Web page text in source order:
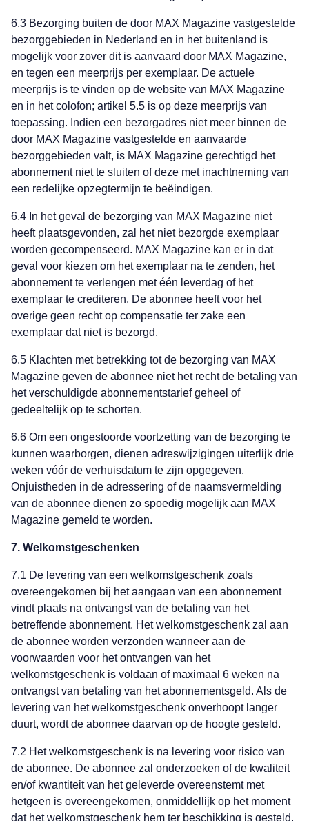
6.3 Bezorging buiten de door MAX Magazine vastgestelde
bezorggebieden in Nederland en in het buitenland is
mogelijk voor zover dit is aanvaard door MAX Magazine,
en tegen een meerprijs per exemplaar. De actuele
meerprijs is te vinden op de website van MAX Magazine
en in het colofon; artikel 5.5 is op deze meerprijs van
toepassing. Indien een bezorgadres niet meer binnen de
door MAX Magazine vastgestelde en aanvaarde
bezorggebieden valt, is MAX Magazine gerechtigd het
abonnement niet te sluiten of deze met inachtneming van
een redelijke opzegtermijn te beëindigen.
6.4 In het geval de bezorging van MAX Magazine niet
heeft plaatsgevonden, zal het niet bezorgde exemplaar
worden gecompenseerd. MAX Magazine kan er in dat
geval voor kiezen om het exemplaar na te zenden, het
abonnement te verlengen met één leverdag of het
exemplaar te crediteren. De abonnee heeft voor het
overige geen recht op compensatie ter zake een
exemplaar dat niet is bezorgd.
6.5 Klachten met betrekking tot de bezorging van MAX
Magazine geven de abonnee niet het recht de betaling van
het verschuldigde abonnementstarief geheel of
gedeeltelijk op te schorten.
6.6 Om een ongestoorde voortzetting van de bezorging te
kunnen waarborgen, dienen adreswijzigingen uiterlijk drie
weken vóór de verhuisdatum te zijn opgegeven.
Onjuistheden in de adressering of de naamsvermelding
van de abonnee dienen zo spoedig mogelijk aan MAX
Magazine gemeld te worden.
7. Welkomstgeschenken
7.1 De levering van een welkomstgeschenk zoals
overeengekomen bij het aangaan van een abonnement
vindt plaats na ontvangst van de betaling van het
betreffende abonnement. Het welkomstgeschenk zal aan
de abonnee worden verzonden wanneer aan de
voorwaarden voor het ontvangen van het
welkomstgeschenk is voldaan of maximaal 6 weken na
ontvangst van betaling van het abonnementsgeld. Als de
levering van het welkomstgeschenk onverhoopt langer
duurt, wordt de abonnee daarvan op de hoogte gesteld.
7.2 Het welkomstgeschenk is na levering voor risico van
de abonnee. De abonnee zal onderzoeken of de kwaliteit
en/of kwantiteit van het geleverde overeenstemt met
hetgeen is overeengekomen, onmiddellijk op het moment
dat het welkomstgeschenk hem ter beschikking is gesteld.